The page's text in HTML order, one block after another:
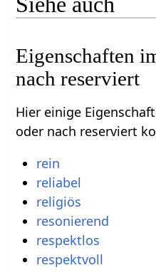
Eigenschaften
nach reserviert
Hier einige
oder nach reserviert
rein
reliabel
religiös
resonierend
respektlos
respektvoll